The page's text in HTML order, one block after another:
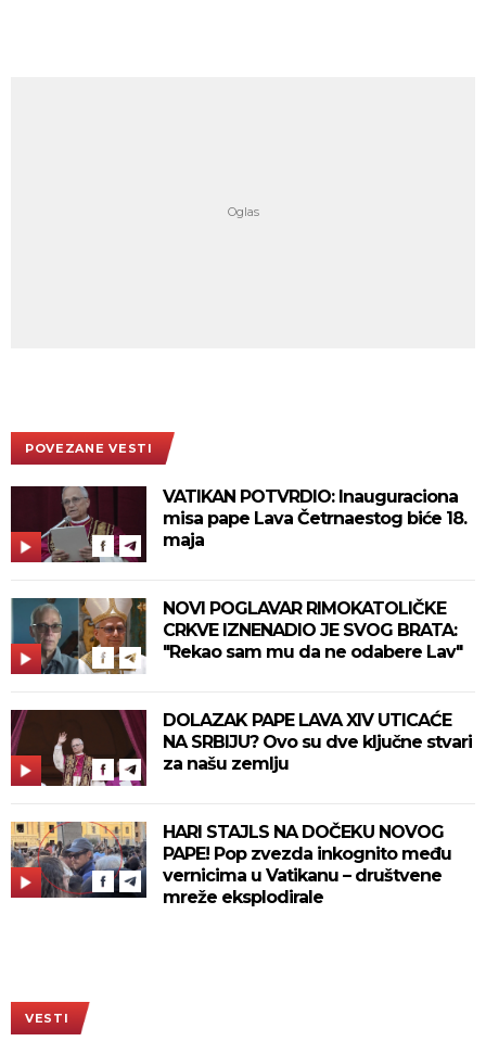
POVEZANE VESTI
VATIKAN POTVRDIO: Inauguraciona
misa pape Lava Četrnaestog biće 18.
maja
NOVI POGLAVAR RIMOKATOLIČKE
CRKVE IZNENADIO JE SVOG BRATA:
"Rekao sam mu da ne odabere Lav"
DOLAZAK PAPE LAVA XIV UTICAĆE
NA SRBIJU? Ovo su dve ključne stvari
za našu zemlju
HARI STAJLS NA DOČEKU NOVOG
PAPE! Pop zvezda inkognito među
vernicima u Vatikanu – društvene
mreže eksplodirale
VESTI